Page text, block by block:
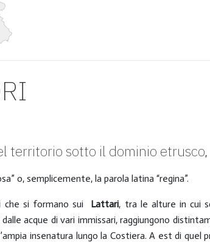
territorio sotto il dominio etrusco,
o, semplicemente, la parola latina “regina”.
si formano sui Lattari, tra le alture in cui
acque di vari immissari, raggiungono
insenatura lungo la Costiera. A est di quel